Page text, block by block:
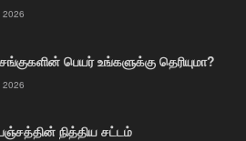
2026
பெயர் உங்களுக்கு தெரியுமா?
2026
நித்திய சட்டம்